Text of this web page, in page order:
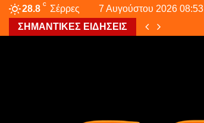
28.8 C Σέρρες
7 Αυγούστου 2026 08:53
ΣΗΜΑΝΤΙΚΕΣ ΕΙΔΗΣΕΙΣ